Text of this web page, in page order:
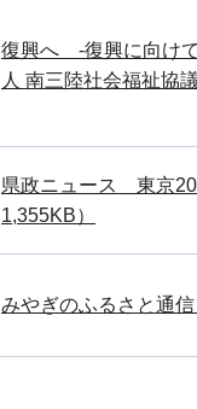
復興へ -復興に向け
人 南三陸社会福祉協
県政ニュース 東京
1,355KB）
みやぎのふるさと通